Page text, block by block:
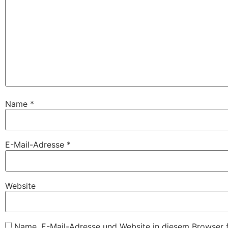
Name *
E-Mail-Adresse *
Website